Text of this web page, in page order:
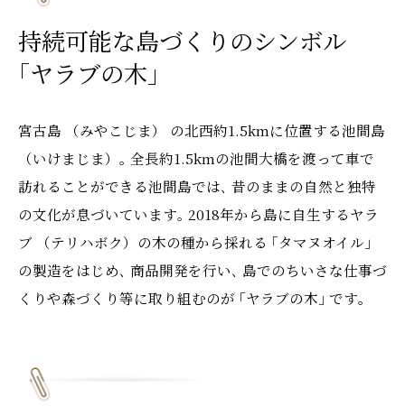
持続可能な島づくりのシンボル
｢ヤラブの木｣
宮古島 （みやこじま） の北西約1.5kmに位置する池間島
（いけまじま）｡ 全長約1.5kmの池間大橋を渡って車で
訪れることができる池間島では､ 昔のままの自然と独特
の文化が息づいています｡ 2018年から島に自生するヤラ
ブ （テリハボク）の木の種から採れる ｢タマヌオイル｣
の製造をはじめ､ 商品開発を行い､ 島でのちいさな仕事づ
くりや森づくり等に取り組むのが ｢ヤラブの木｣ です｡